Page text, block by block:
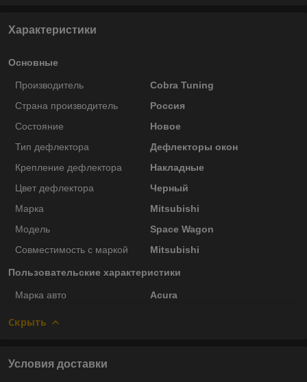
Характеристики
Основные
Производитель
Cobra Tuning
Страна производитель
Россия
Состояние
Новое
Тип дефлектора
Дефлекторы окон
Крепление дефлектора
Накладные
Цвет дефлектора
Черный
Марка
Mitsubishi
Модель
Space Wagon
Совместимость с маркой
Mitsubishi
Пользовательские характеристики
Марка авто Acura
Скрыть
Условия доставки